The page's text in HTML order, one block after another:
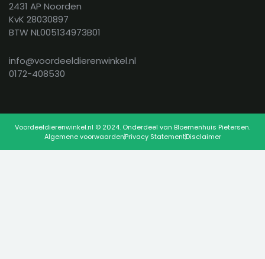
2431 AP Noorden
KvK 28030897
BTW NL005134973B01
info@voordeeldierenwinkel.nl
0172-408530
Voordeeldierenwinkel.nl © 2024. Onderdeel van Bloemenhuis Pietersen.
Algemene voorwaardenPrivacy StatementDisclaimer